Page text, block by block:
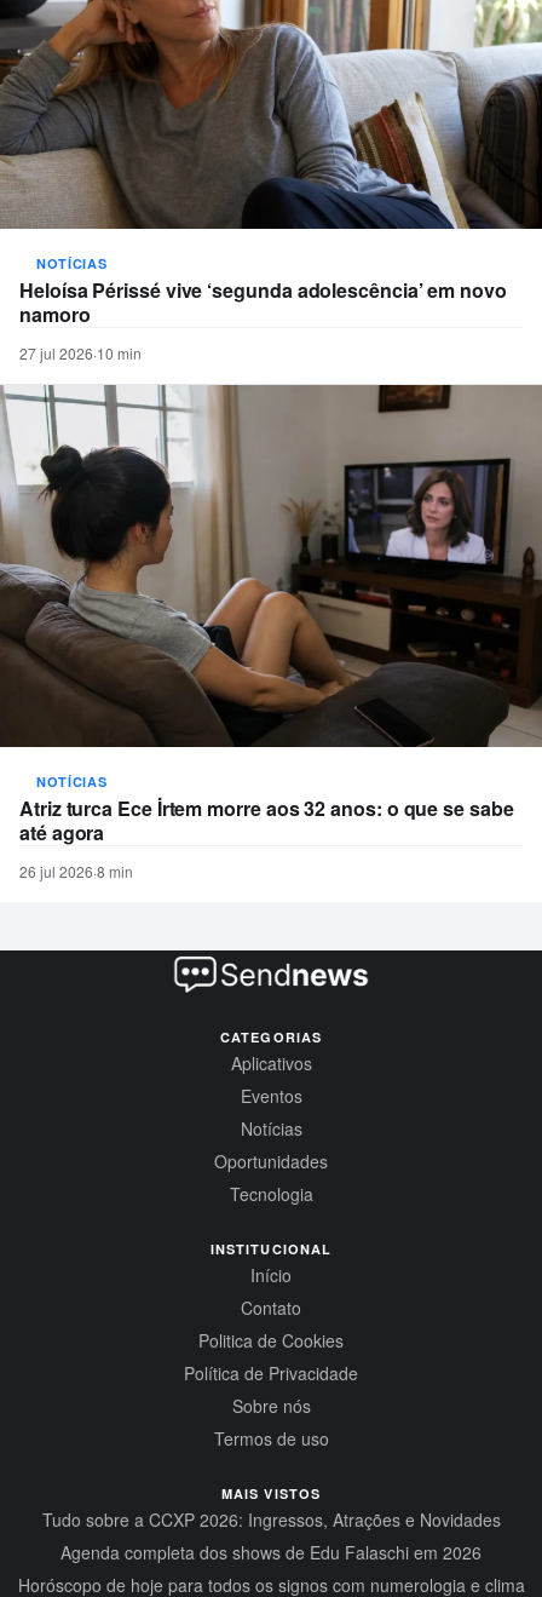
NOTÍCIAS
Heloísa Périssé vive ‘segunda adolescência’ em novo
namoro
27 jul 2026·10 min
NOTÍCIAS
Atriz turca Ece İrtem morre aos 32 anos: o que se sabe
até agora
26 jul 2026·8 min
CATEGORIAS
Aplicativos
Eventos
Notícias
Oportunidades
Tecnologia
INSTITUCIONAL
Início
Contato
Politica de Cookies
Política de Privacidade
Sobre nós
Termos de uso
MAIS VISTOS
Tudo sobre a CCXP 2026: Ingressos, Atrações e Novidades
Agenda completa dos shows de Edu Falaschi em 2026
Horóscopo de hoje para todos os signos com numerologia e clima